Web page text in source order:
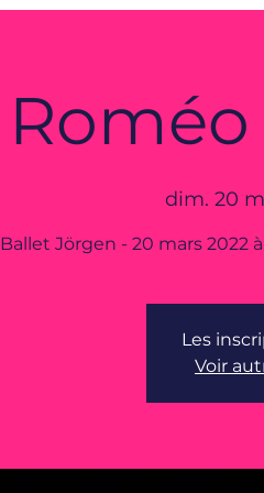
dim. 20
Ballet Jörgen - 20 mars 2022
Les
Voir